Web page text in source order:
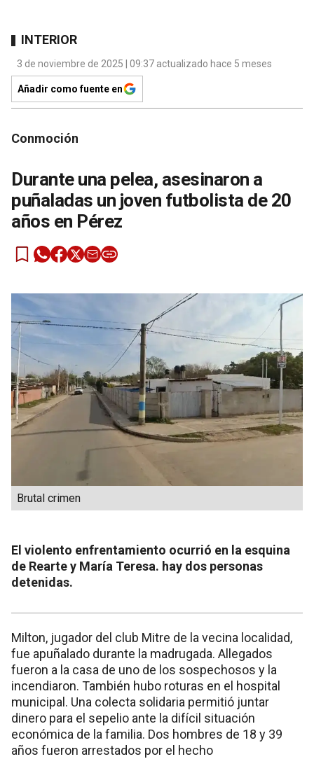
INTERIOR
3 de noviembre de 2025 | 09:37 actualizado hace 5 meses
Añadir como fuente en
Conmoción
Durante una pelea, asesinaron a
puñaladas un joven futbolista de 20
años en Pérez
Brutal crimen
El violento enfrentamiento ocurrió en la esquina
de Rearte y María Teresa. hay dos personas
detenidas.
Milton, jugador del club Mitre de la vecina localidad,
fue apuñalado durante la madrugada. Allegados
fueron a la casa de uno de los sospechosos y la
incendiaron. También hubo roturas en el hospital
municipal. Una colecta solidaria permitió juntar
dinero para el sepelio ante la difícil situación
económica de la familia. Dos hombres de 18 y 39
años fueron arrestados por el hecho